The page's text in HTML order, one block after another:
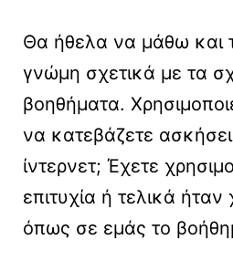
Θα ήθελα να μάθω και
γνώμη σχετικά με τα
βοηθήματα.
να κατεβάζετε
ίντερνετ; Έχετε
επιτυχία ή τελικά
όπως σε εμάς το